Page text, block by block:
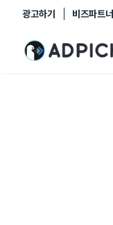
광고하기 비즈파트너